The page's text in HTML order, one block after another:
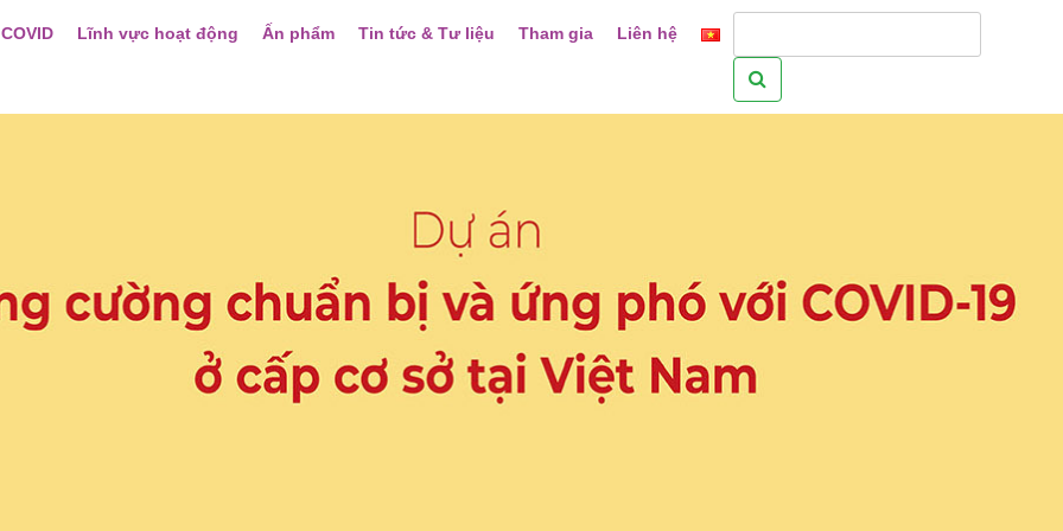
Lĩnh vực hoạt động Ấn phẩm Tin tức & Tư liệu Tham gia Liên hệ